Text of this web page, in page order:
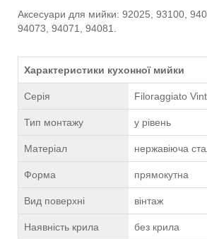
Аксесуари для мийки: 92025, 93100,
94073, 94071, 94081.
Характеристики кухонної мийки
Серія Filoraggiato
Тип монтажу у рівень
Матеріал нержавіюча
Форма прямокутна
Вид поверхні вінтаж
Наявність крила без крила